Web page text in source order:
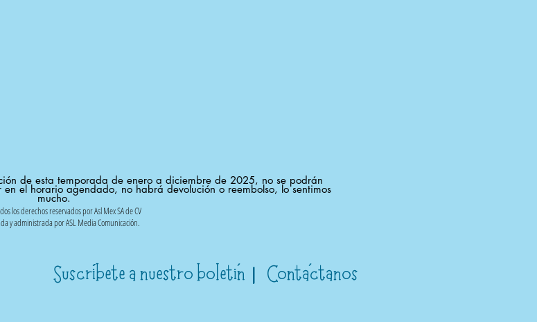
de esta temporada de enero a diciembre de 2025, no se podrán
el horario agendado, no habrá devolución o reembolso, lo sentimos
mucho.
los derechos reservados por Asl Mex SA de CV
y administrada por ASL Media Comunicación.
Suscríbete a nuestro boletín ​|
´
´ Contactanos
´